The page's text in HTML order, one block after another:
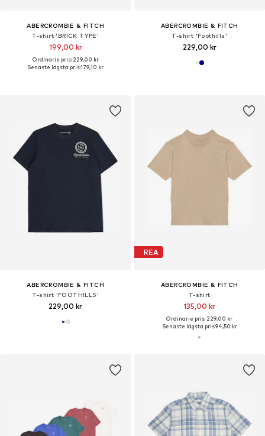
ABERCROMBIE & FITCH
T-shirt 'BRICK TYPE'
199,00 kr
Ordinarie pris: 229,00 kr
Senaste lägsta pris:179,10 kr
ABERCROMBIE & FITCH
T-shirt 'Foothills'
229,00 kr
ABERCROMBIE & FITCH
T-shirt 'FOOTHILLS'
229,00 kr
REA
ABERCROMBIE & FITCH
T-shirt
135,00 kr
Ordinarie pris: 229,00 kr
Senaste lägsta pris:94,50 kr